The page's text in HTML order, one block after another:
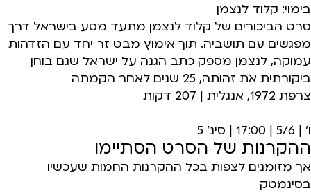
בימוי: קלוד לנצמן
סרט הביכורים של קלוד לנצמן מתעד מסע בישראל דרך
מפגשים עם תושביה. תוך אימוץ מבט זר יחד עם הזדהות
עמוקה, לנצמן מספק כתב הגנה על ישראל שגם בוחן
ביקורתית את זהותה, 25 שנים לאחר הקמתה
צרפת 1972, אנגלית | 207 דקות
ו' | 5/6 | 17:00 | סינ' 5
ההקרנות של הסרט הסתיימו
אך מזומנים לצפות בכל ההקרנות החמות שעכשיו
בסינמטק